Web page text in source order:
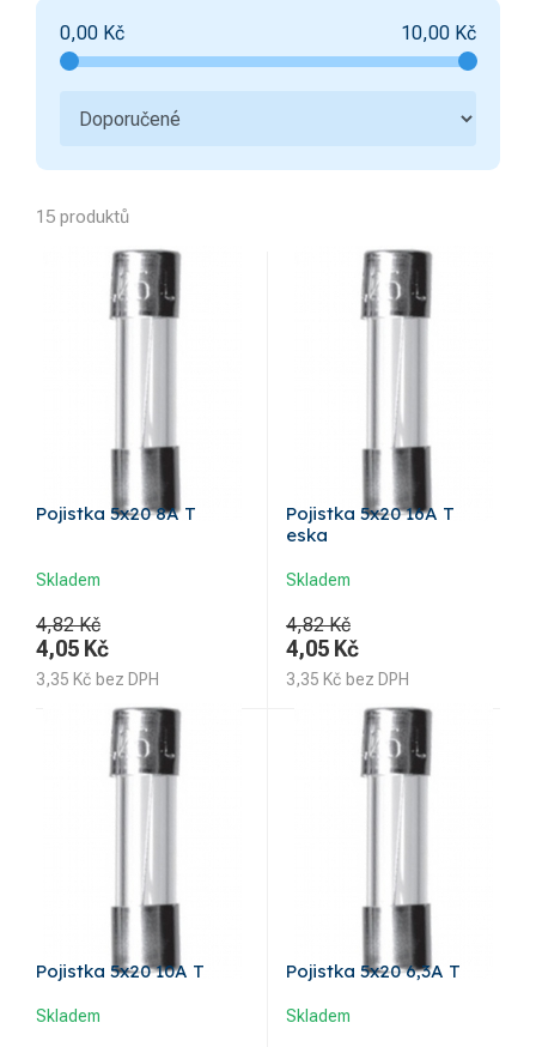
0,00 Kč 10,00 Kč
15 produktů
Pojistka 5x20 8A T
Skladem
4,82 Kč
4,05 Kč
3,35 Kč bez DPH
Pojistka 5x20 16A T
eska
Skladem
4,82 Kč
4,05 Kč
3,35 Kč bez DPH
Pojistka 5x20 10A T
Skladem
Pojistka 5x20 6,3A T
Skladem
3
Stykače a příslušenství
Elektroměry